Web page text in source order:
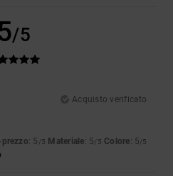
/5
Acquisto verificato
: 5 /5 Materiale: 5/5 Colore: 5/5